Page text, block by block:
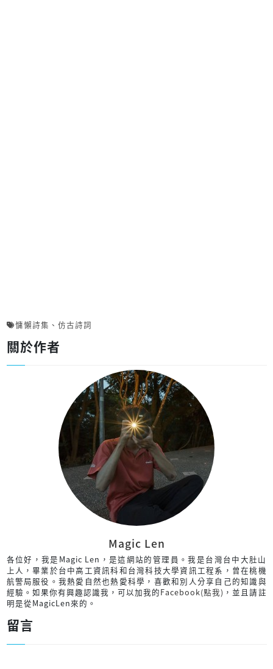
慵懶詩集 、 仿古詩詞
關於作者
Magic Len
各位好，我是Magic Len，是這網站的管理員。我是台灣台中大肚山
上人，畢業於台中高工資訊科和台灣科技大學資訊工程系，曾在桃機
航警局服役。我熱愛自然也熱愛科學，喜歡和別人分享自己的知識與
經驗。如果你有興趣認識我，可以加我的Facebook(點我) ，並且請註
明是從MagicLen來的。
留言